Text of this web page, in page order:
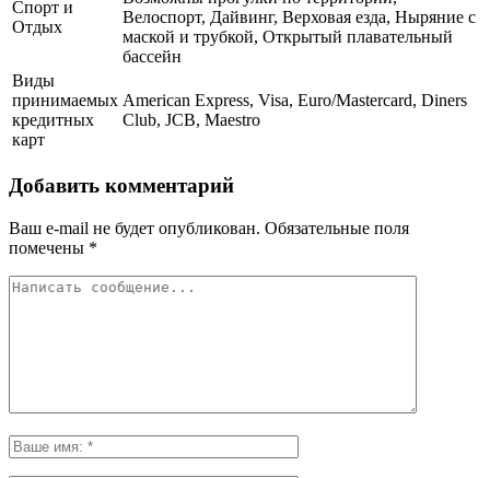
Спорт и
Отдых
Велоспорт, Дайвинг, Верховая езда, Ныряние с
маской и трубкой, Открытый плавательный
бассейн
Виды
принимаемых
кредитных
карт
American Express, Visa, Euro/Mastercard, Diners
Club, JCB, Maestro
Добавить комментарий
Ваш e-mail не будет опубликован. Обязательные поля
помечены *